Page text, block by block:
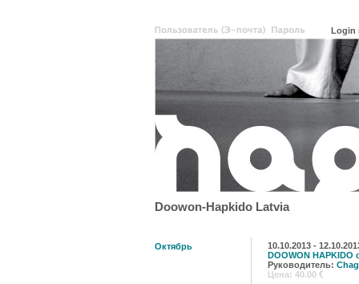
Doowon-Hapkido Latvia
Октябрь
10.10.2013 -
DOOWON HAPKIDO
Руководитель:
Цена: 40.00 €